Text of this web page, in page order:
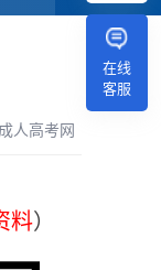
在线
客服
人高考网
料）